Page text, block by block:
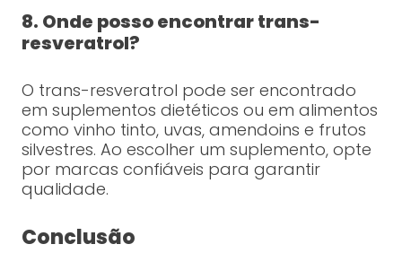
8. Onde posso encontrar trans-
resveratrol?
O trans-resveratrol pode ser encontrado
em suplementos dietéticos ou em alimentos
como vinho tinto, uvas, amendoins e frutos
silvestres. Ao escolher um suplemento, opte
por marcas confiáveis para garantir
qualidade.
Conclusão